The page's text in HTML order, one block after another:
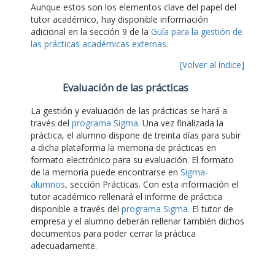
Aunque estos son los elementos clave del papel del
tutor académico, hay disponible información
adicional en la sección 9 de la Guía para la gestión de
las prácticas académicas externas.
[Volver al índice]
Evaluación de las prácticas
La gestión y evaluación de las prácticas se hará a
través del programa Sigma. Una vez finalizada la
práctica, el alumno dispone de treinta días para subir
a dicha plataforma la memoria de prácticas en
formato electrónico para su evaluación. El formato
de la memoria puede encontrarse en Sigma-
alumnos, sección Prácticas. Con esta información el
tutor académico rellenará el informe de práctica
disponible a través del programa Sigma. El tutor de
empresa y el alumno deberán rellenar también dichos
documentos para poder cerrar la práctica
adecuadamente.